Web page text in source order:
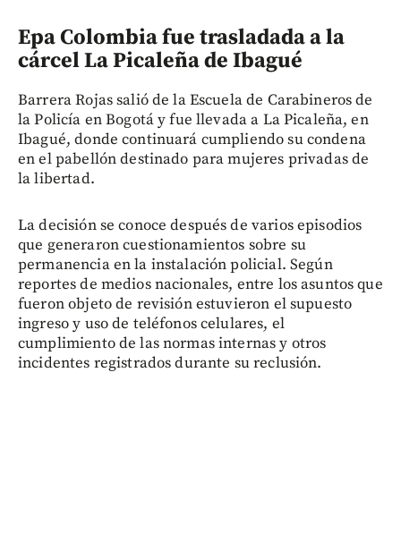
Epa Colombia fue trasladada a la
cárcel La Picaleña de Ibagué
Barrera Rojas salió de la Escuela de Carabineros de
la Policía en Bogotá y fue llevada a La Picaleña, en
Ibagué, donde continuará cumpliendo su condena
en el pabellón destinado para mujeres privadas de
la libertad.
La decisión se conoce después de varios episodios
que generaron cuestionamientos sobre su
permanencia en la instalación policial. Según
reportes de medios nacionales, entre los asuntos que
fueron objeto de revisión estuvieron el supuesto
ingreso y uso de teléfonos celulares, el
cumplimiento de las normas internas y otros
incidentes registrados durante su reclusión.